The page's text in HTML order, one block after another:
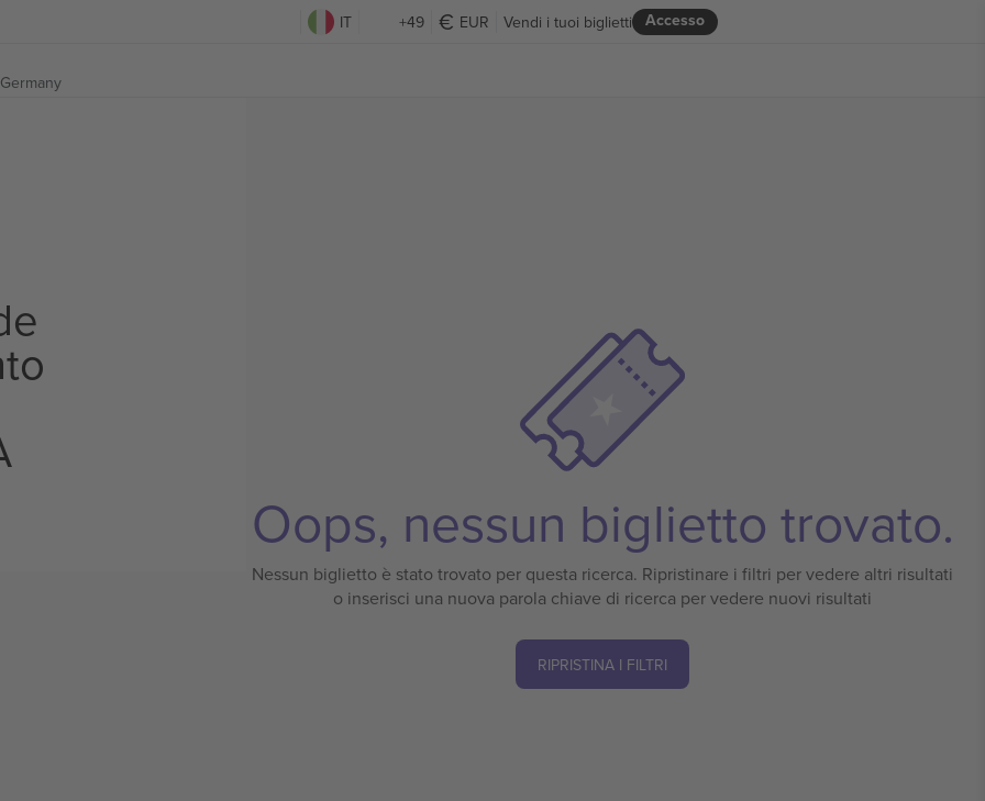
IT +49 EUR Accesso
Vendi i tuoi biglietti
Oops, nessun biglietto trovato.
Nessun biglietto è stato trovato per questa ricerca. Ripristinare i filtri per vedere altri risultati
o inserisci una nuova parola chiave di ricerca per vedere nuovi risultati
RIPRISTINA I FILTRI